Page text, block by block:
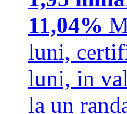
11,04%
luni,
luni, in
la un